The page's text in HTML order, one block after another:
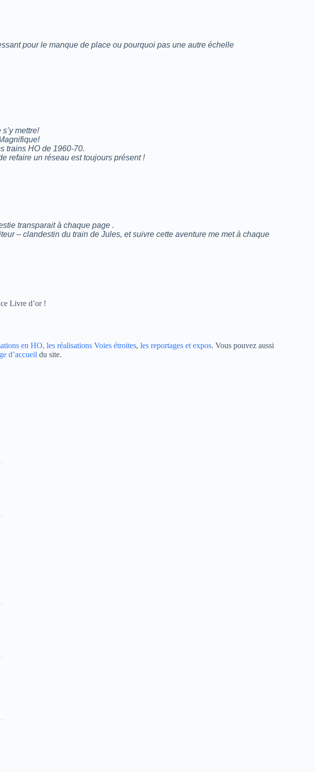
pour le manque de place ou pourquoi pas une autre échelle
mettre!
trains HO de 1960-70.
refaire un réseau est toujours présent !
transparait à chaque page .
– clandestin du train de Jules, et suivre cette aventure me met à chaque
Livre d’or !
en HO, les réalisations Voies étroites, les reportages et expos. Vous pouvez aussi
d’accueil du site.